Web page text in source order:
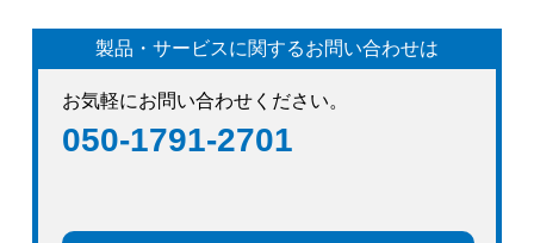
製品・サービスに関するお問い合わせは
お気軽にお問い合わせください。
050-1791-2701